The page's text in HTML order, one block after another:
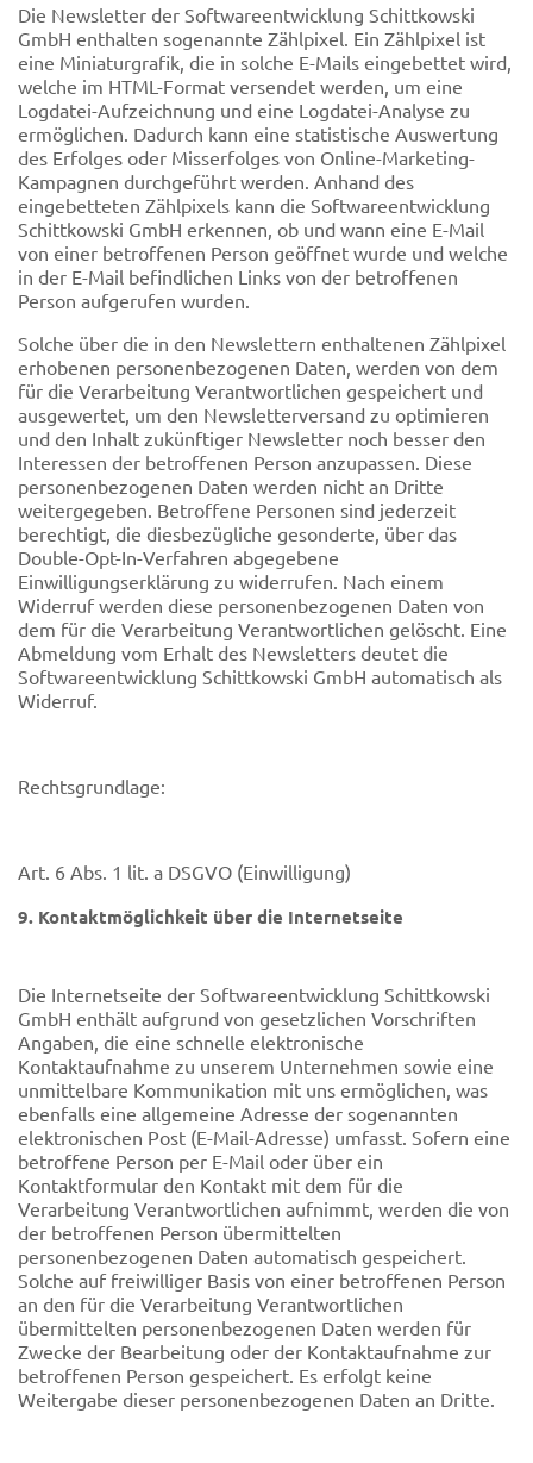
Die Newsletter der Softwareentwicklung Schittkowski
GmbH enthalten sogenannte Zählpixel. Ein Zählpixel ist
eine Miniaturgrafik, die in solche E-Mails eingebettet wird,
welche im HTML-Format versendet werden, um eine
Logdatei-Aufzeichnung und eine Logdatei-Analyse zu
ermöglichen. Dadurch kann eine statistische Auswertung
des Erfolges oder Misserfolges von Online-Marketing-
Kampagnen durchgeführt werden. Anhand des
eingebetteten Zählpixels kann die Softwareentwicklung
Schittkowski GmbH erkennen, ob und wann eine E-Mail
von einer betroffenen Person geöffnet wurde und welche
in der E-Mail befindlichen Links von der betroffenen
Person aufgerufen wurden.
Solche über die in den Newslettern enthaltenen Zählpixel
erhobenen personenbezogenen Daten, werden von dem
für die Verarbeitung Verantwortlichen gespeichert und
ausgewertet, um den Newsletterversand zu optimieren
und den Inhalt zukünftiger Newsletter noch besser den
Interessen der betroffenen Person anzupassen. Diese
personenbezogenen Daten werden nicht an Dritte
weitergegeben. Betroffene Personen sind jederzeit
berechtigt, die diesbezügliche gesonderte, über das
Double-Opt-In-Verfahren abgegebene
Einwilligungserklärung zu widerrufen. Nach einem
Widerruf werden diese personenbezogenen Daten von
dem für die Verarbeitung Verantwortlichen gelöscht. Eine
Abmeldung vom Erhalt des Newsletters deutet die
Softwareentwicklung Schittkowski GmbH automatisch als
Widerruf.
Rechtsgrundlage:
Art. 6 Abs. 1 lit. a DSGVO (Einwilligung)
9. Kontaktmöglichkeit über die Internetseite
Die Internetseite der Softwareentwicklung Schittkowski
GmbH enthält aufgrund von gesetzlichen Vorschriften
Angaben, die eine schnelle elektronische
Kontaktaufnahme zu unserem Unternehmen sowie eine
unmittelbare Kommunikation mit uns ermöglichen, was
ebenfalls eine allgemeine Adresse der sogenannten
elektronischen Post (E-Mail-Adresse) umfasst. Sofern eine
betroffene Person per E-Mail oder über ein
Kontaktformular den Kontakt mit dem für die
Verarbeitung Verantwortlichen aufnimmt, werden die von
der betroffenen Person übermittelten
personenbezogenen Daten automatisch gespeichert.
Solche auf freiwilliger Basis von einer betroffenen Person
an den für die Verarbeitung Verantwortlichen
übermittelten personenbezogenen Daten werden für
Zwecke der Bearbeitung oder der Kontaktaufnahme zur
betroffenen Person gespeichert. Es erfolgt keine
Weitergabe dieser personenbezogenen Daten an Dritte.